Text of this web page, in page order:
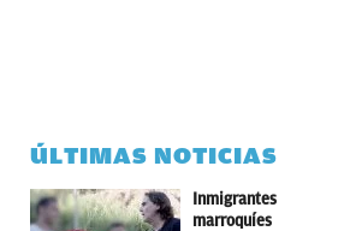
ÚLTIMAS NOTICIAS
Inmigrantes
marroquíes